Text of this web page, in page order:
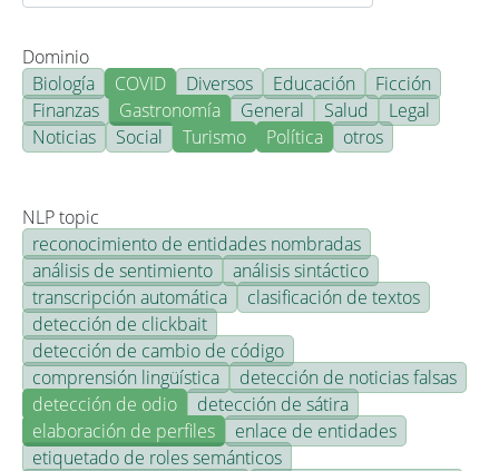
Dominio
Biología
COVID Diversos Educación
Ficción
Finanzas
Gastronomía General Salud
Legal
Noticias
Social Turismo Política otros
NLP topic
reconocimiento de entidades nombradas
análisis de sentimiento
análisis sintáctico
transcripción automática
clasificación de textos
detección de clickbait
detección de cambio de código
comprensión lingüística
detección de noticias falsas
detección de odio
detección de sátira
elaboración de perfiles
enlace de entidades
etiquetado de roles semánticos